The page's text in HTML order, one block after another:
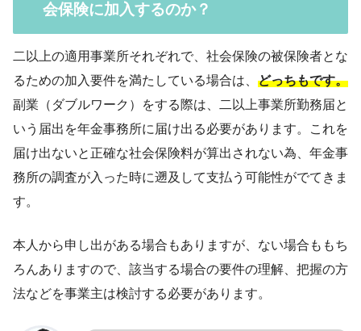
会保険に加入するのか？
二以上の適用事業所それぞれで、社会保険の被保険者とな
るための加入要件を満たしている場合は、 どっちもです。
副業（ダブルワーク）をする際は、二以上事業所勤務届と
いう届出を年金事務所に届け出る必要があります。これを
届け出ないと正確な社会保険料が算出されない為、年金事
務所の調査が入った時に遡及して支払う可能性がでてきま
す。
本人から申し出がある場合もありますが、ない場合ももち
ろんありますので、該当する場合の要件の理解、把握の方
法などを事業主は検討する必要があります。